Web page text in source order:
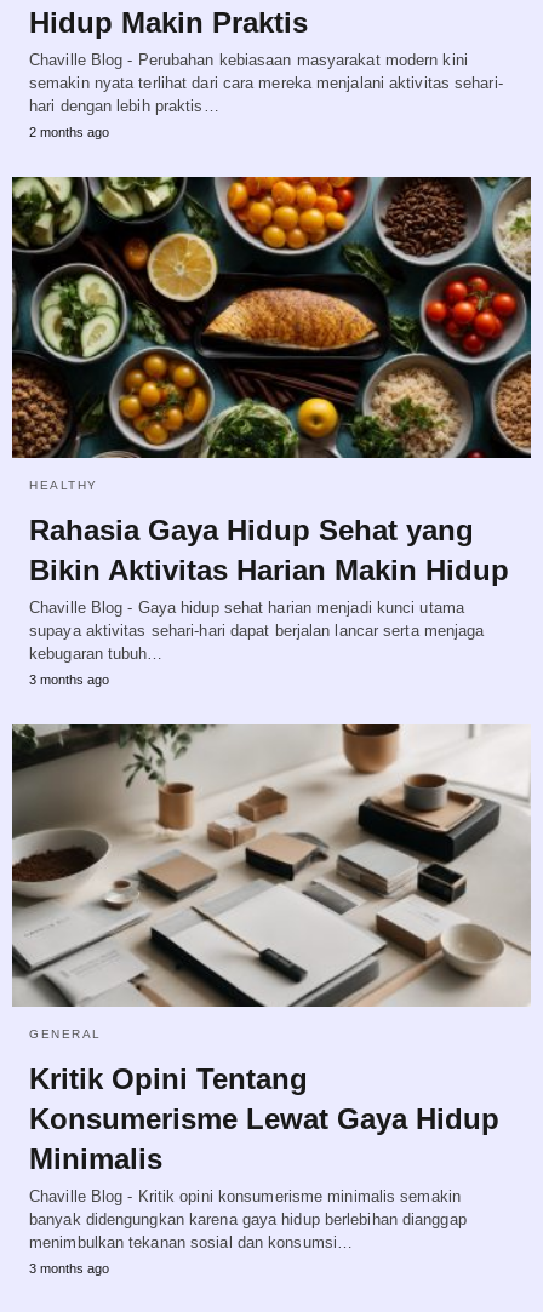
Hidup Makin Praktis
Chaville Blog - Perubahan kebiasaan masyarakat modern kini
semakin nyata terlihat dari cara mereka menjalani aktivitas sehari-
hari dengan lebih praktis…
2 months ago
HEALTHY
Rahasia Gaya Hidup Sehat yang
Bikin Aktivitas Harian Makin Hidup
Chaville Blog - Gaya hidup sehat harian menjadi kunci utama
supaya aktivitas sehari-hari dapat berjalan lancar serta menjaga
kebugaran tubuh…
3 months ago
GENERAL
Kritik Opini Tentang
Konsumerisme Lewat Gaya Hidup
Minimalis
Chaville Blog - Kritik opini konsumerisme minimalis semakin
banyak didengungkan karena gaya hidup berlebihan dianggap
menimbulkan tekanan sosial dan konsumsi…
3 months ago